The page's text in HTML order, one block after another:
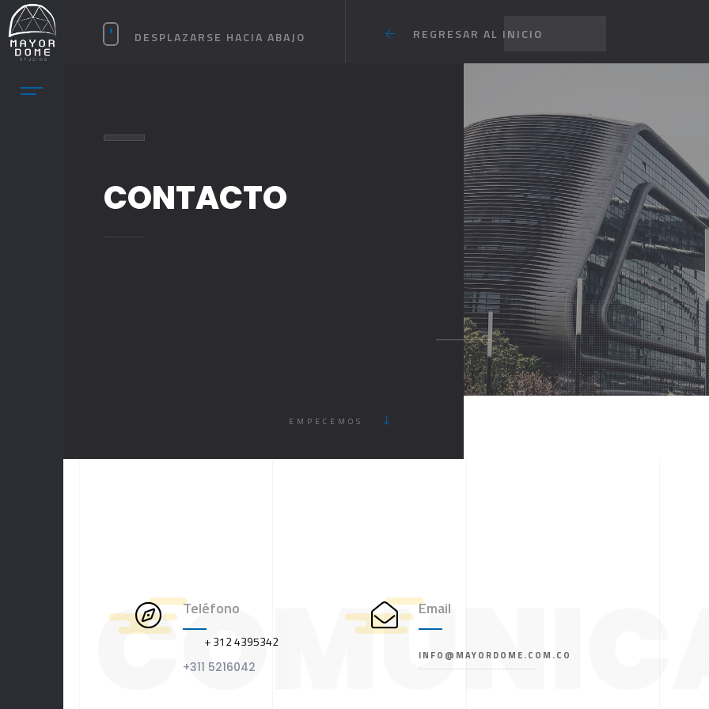
DESPLAZARSE HACIA ABAJO REGRESAR AL INICIO
CONTACTO
EMPECEMOS
Teléfono
+ 312 4395342
+311 5216042
Email
INFO@MAYORDOME.COM.CO